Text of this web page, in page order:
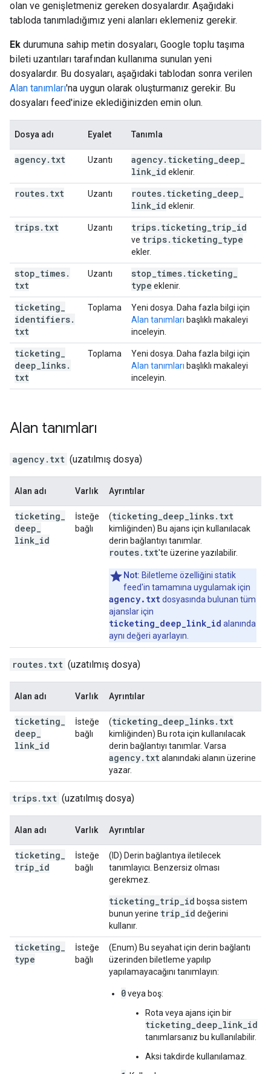
olan ve genişletmeniz gereken dosyalardır. Aşağıdaki
tabloda tanımladığımız yeni alanları eklemeniz gerekir.
Ek durumuna sahip metin dosyaları, Google toplu taşıma
bileti uzantıları tarafından kullanıma sunulan yeni
dosyalardır. Bu dosyaları, aşağıdaki tablodan sonra verilen
Alan tanımları'na uygun olarak oluşturmanız gerekir. Bu
dosyaları feed'inize eklediğinizden emin olun.
Dosya adı Eyalet Tanımla
agency. txt Uzantı agency. ticketing deep
link id eklenir.
routes. txt Uzantı routes. ticketing deep
link id eklenir.
trips. txt Uzantı trips. ticketing trip id
ve trips. ticketing type
ekler.
stop times.
txt
Uzantı stop times. ticketing
type eklenir.
ticketing
identifiers.
txt
Toplama
Yeni dosya. Daha fazla bilgi için
Alan tanımları başlıklı makaleyi
inceleyin.
ticketing
deep links.
txt
Toplama
Yeni dosya. Daha fazla bilgi için
Alan tanımları başlıklı makaleyi
inceleyin.
Alan tanımları
agency.txt (uzatılmış dosya)
Alan adı Varlık Ayrıntılar
ticketing
deep
link id
İsteğe
bağlı
(ticketing_deep_links.txt
kimliğinden) Bu ajans için kullanılacak
derin bağlantıyı tanımlar.
routes.txt'te üzerine yazılabilir.
Not: Biletleme özelliğini statik
feed'in tamamına uygulamak için
agency.txtdosyasında bulunan tüm
ajanslar için
ticketing_deep_link_id alanında
aynı değeri ayarlayın.
routes.txt (uzatılmış dosya)
Alan adı Varlık Ayrıntılar
ticketing
deep
link id
İsteğe
bağlı
(ticketing deep links. txt
kimliğinden) Bu rota için kullanılacak
derin bağlantıyı tanımlar. Varsa
agency. txtalanındaki alanın üzerine
yazar.
trips.txt (uzatılmış dosya)
Alan adı Varlık Ayrıntılar
ticketing
trip id
İsteğe
bağlı
(ID) Derin bağlantıya iletilecek
tanımlayıcı. Benzersiz olması
gerekmez.
ticketing_trip_id boşsa sistem
bunun yerine trip_id değerini
kullanır.
ticketing
type
İsteğe
bağlı
(Enum) Bu seyahat için derin bağlantı
üzerinden biletleme yapılıp
yapılamayacağını tanımlayın:
0veya boş:
Rota veya ajans için bir
ticketing_deep_link_id
tanımlarsanız bu kullanılabilir.
Aksi takdirde kullanılamaz.